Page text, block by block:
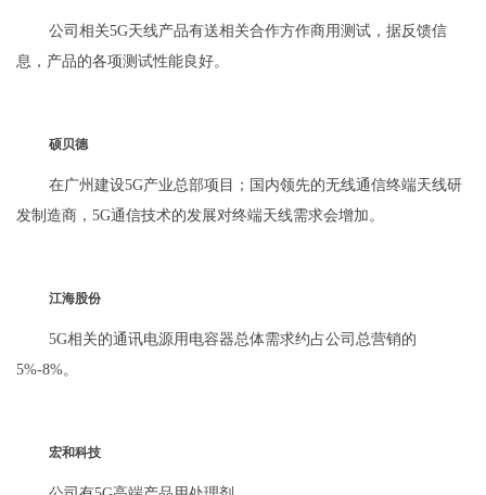
公司相关5G天线产品有送相关合作方作商用测试，据反馈信
息，产品的各项测试性能良好。
硕贝德
在广州建设5G产业总部项目；国内领先的无线通信终端天线研
发制造商，5G通信技术的发展对终端天线需求会增加。
江海股份
5G相关的通讯电源用电容器总体需求约占公司总营销的
5%-8%。
宏和科技